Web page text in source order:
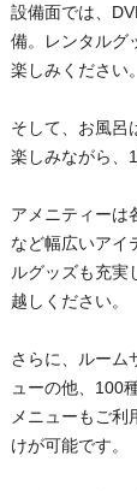
設備面では、
備。レンタルグ
楽しみください。
そして、お風呂
楽しみながら、
アメニティーは
など幅広いアイ
ルグッズも充実
越しください。
さらに、ルーム
ューの他、100
メニューもご
けが可能です。